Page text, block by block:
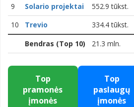
9
Solario projektai 552.9 tūkst.
10
Trevio 334.4 tūkst.
Bendras (Top 10)
21.3 mln.
Top
pramonės
įmonės
Top
paslaugų
įmonės